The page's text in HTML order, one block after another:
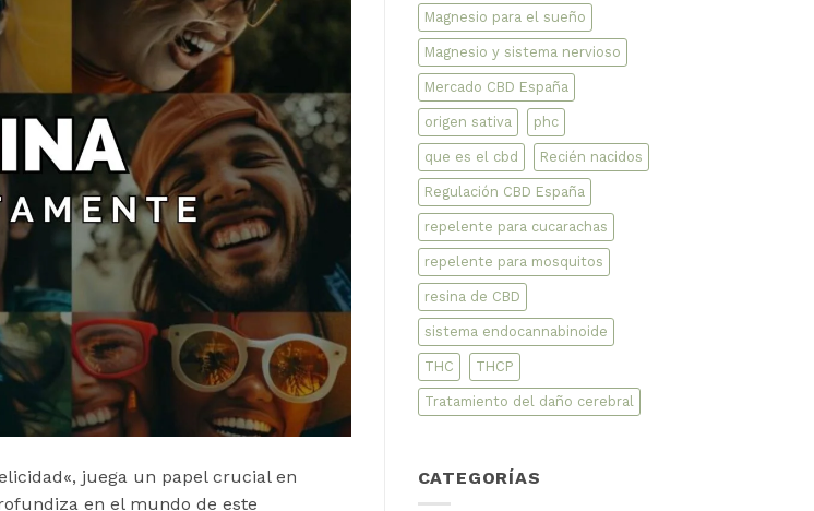
juega un papel crucial en
en el mundo de este
Magnesio para el sueño
Magnesio y sistema nervioso
Mercado CBD España
origen sativa phc
que es el cbd Recién nacidos
Regulación CBD España
repelente para cucarachas
repelente para mosquitos
resina de CBD
sistema endocannabinoide
THC THCP
Tratamiento del daño cerebral
CATEGORÍAS